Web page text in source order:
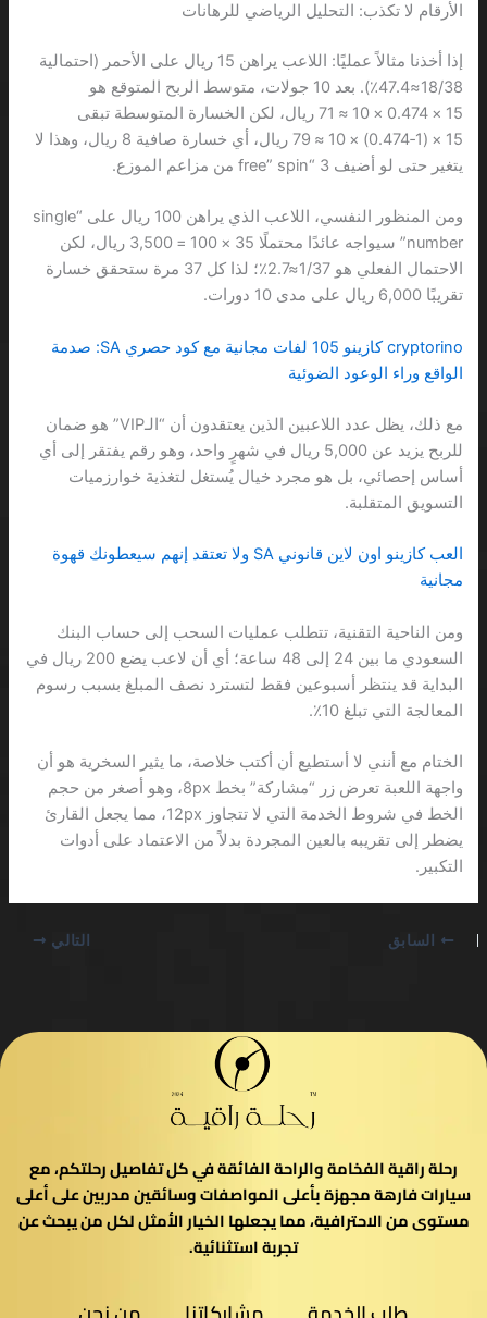
الأرقام لا تكذب: التحليل الرياضي للرهانات
إذا أخذنا مثالاً عمليًا: اللاعب يراهن 15 ريال على الأحمر (احتمالية
18/38≈47.4٪). بعد 10 جولات، متوسط الربح المتوقع هو
15 × 0.474 × 10 ≈ 71 ريال، لكن الخسارة المتوسطة تبقى
15 × (1‑0.474) × 10 ≈ 79 ريال، أي خسارة صافية 8 ريال، وهذا لا
يتغير حتى لو أضيف 3 “free” spin من مزاعم الموزع.
ومن المنظور النفسي، اللاعب الذي يراهن 100 ريال على “single
number” سيواجه عائدًا محتملًا 35 × 100 = 3,500 ريال، لكن
الاحتمال الفعلي هو 1/37≈2.7٪؛ لذا كل 37 مرة ستحقق خسارة
تقريبًا 6,000 ريال على مدى 10 دورات.
cryptorino كازينو 105 لفات مجانية مع كود حصري SA: صدمة
الواقع وراء الوعود الضوئية
مع ذلك، يظل عدد اللاعبين الذين يعتقدون أن “الـVIP” هو ضمان
للربح يزيد عن 5,000 ريال في شهرٍ واحد، وهو رقم يفتقر إلى أي
أساس إحصائي، بل هو مجرد خيال يُستغل لتغذية خوارزميات
التسويق المتقلبة.
العب كازينو اون لاين قانوني SA ولا تعتقد إنهم سيعطونك قهوة
مجانية
ومن الناحية التقنية، تتطلب عمليات السحب إلى حساب البنك
السعودي ما بين 24 إلى 48 ساعة؛ أي أن لاعب يضع 200 ريال في
البداية قد ينتظر أسبوعين فقط لتسترد نصف المبلغ بسبب رسوم
المعالجة التي تبلغ 10٪.
الختام مع أنني لا أستطيع أن أكتب خلاصة، ما يثير السخرية هو أن
واجهة اللعبة تعرض زر “مشاركة” بخط 8px، وهو أصغر من حجم
الخط في شروط الخدمة التي لا تتجاوز 12px، مما يجعل القارئ
يضطر إلى تقريبه بالعين المجردة بدلاً من الاعتماد على أدوات
التكبير.
السابق التالي
رحلة راقية الفخامة والراحة الفائقة في كل تفاصيل رحلتكم، مع
سيارات فارهة مجهزة بأعلى المواصفات وسائقين مدربين على أعلى
مستوى من الاحترافية، مما يجعلها الخيار الأمثل لكل من يبحث عن
تجربة استثنائية.